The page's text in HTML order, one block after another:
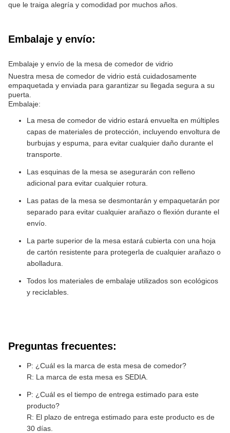
que le traiga alegría y comodidad por muchos años.
Embalaje y envío:
Embalaje y envío de la mesa de comedor de vidrio
Nuestra mesa de comedor de vidrio está cuidadosamente
empaquetada y enviada para garantizar su llegada segura a su
puerta.
Embalaje:
La mesa de comedor de vidrio estará envuelta en múltiples
capas de materiales de protección, incluyendo envoltura de
burbujas y espuma, para evitar cualquier daño durante el
transporte.
Las esquinas de la mesa se asegurarán con relleno
adicional para evitar cualquier rotura.
Las patas de la mesa se desmontarán y empaquetarán por
separado para evitar cualquier arañazo o flexión durante el
envío.
La parte superior de la mesa estará cubierta con una hoja
de cartón resistente para protegerla de cualquier arañazo o
abolladura.
Todos los materiales de embalaje utilizados son ecológicos
y reciclables.
Preguntas frecuentes:
P: ¿Cuál es la marca de esta mesa de comedor?
R: La marca de esta mesa es SEDIA.
P: ¿Cuál es el tiempo de entrega estimado para este
producto?
R: El plazo de entrega estimado para este producto es de
30 días.